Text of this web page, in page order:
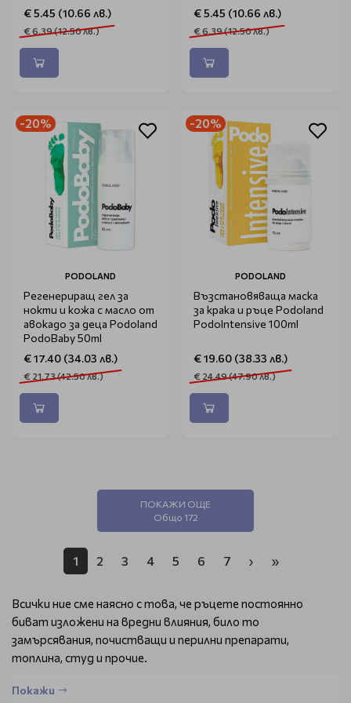
Hand Cream Peach 30ml
€ 5.45 (10.66 лв.)
€ 6.39 (12.50 лв.)
Hand Cream Grape 30ml
€ 5.45 (10.66 лв.)
€ 6.39 (12.50 лв.)
-20%
PODOLAND
Регенериращ гел за
нокти и кожа с масло от
авокадо за деца Podoland
PodoBaby 50ml
€ 17.40 (34.03 лв.)
€ 21.73 (42.50 лв.)
-20%
PODOLAND
Възстановяваща маска
за крака и ръце Podoland
PodoIntensive 100ml
€ 19.60 (38.33 лв.)
€ 24.49 (47.90 лв.)
ПОКАЖИ ОЩЕ
Общо 172
1 2 3 4 5 6 7 › »
Всички ние сме наясно с това, че ръцете постоянно
биват изложени на вредни влияния, било то
замърсявания, почистващи и перилни препарати,
топлина, студ и прочие.
С течение на времето кожата започва да изсъхва,
Покажи